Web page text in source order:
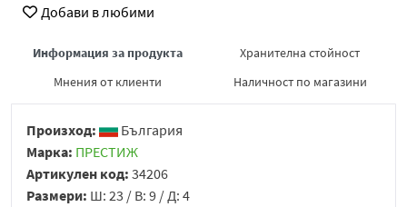
Добави в любими
Информация за продукта
Хранителна стойност
Мнения от клиенти
Наличност по магазини
Произход:
България
Марка: ПРЕСТИЖ
Артикулен код: 34206
Размери: Ш: 23 / В: 9 / Д: 4